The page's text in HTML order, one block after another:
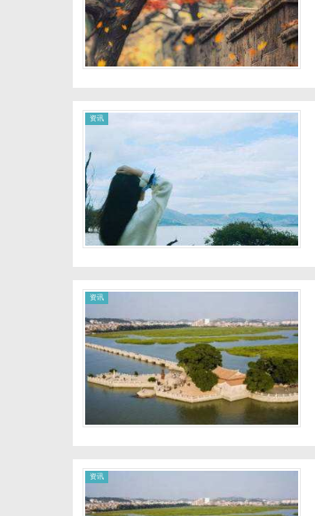
资讯
资讯
资讯